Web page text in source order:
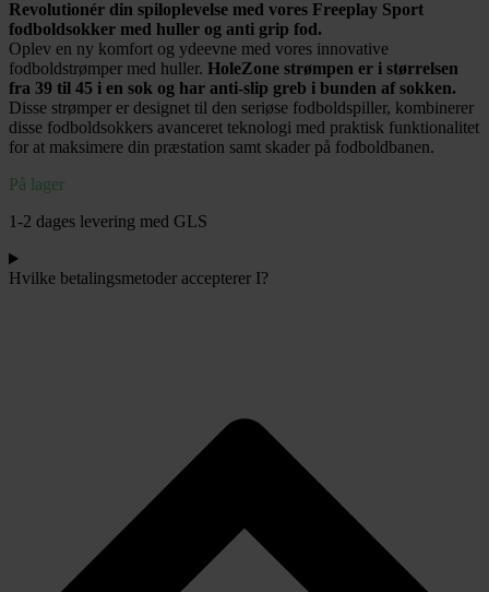
45
-
Blå
antal
Revolutionér din spiloplevelse med vores Freeplay Sport
fodboldsokker med huller og anti grip fod.
Oplev en ny komfort og ydeevne med vores innovative
fodboldstrømper med huller. HoleZone strømpen er i størrelsen
fra 39 til 45 i en sok og har anti-slip greb i bunden af sokken.
Disse strømper er designet til den seriøse fodboldspiller, kombinerer
disse fodboldsokkers avanceret teknologi med praktisk funktionalitet
for at maksimere din præstation samt skader på fodboldbanen.
På lager
1-2 dages levering med GLS
Hvilke betalingsmetoder accepterer I?